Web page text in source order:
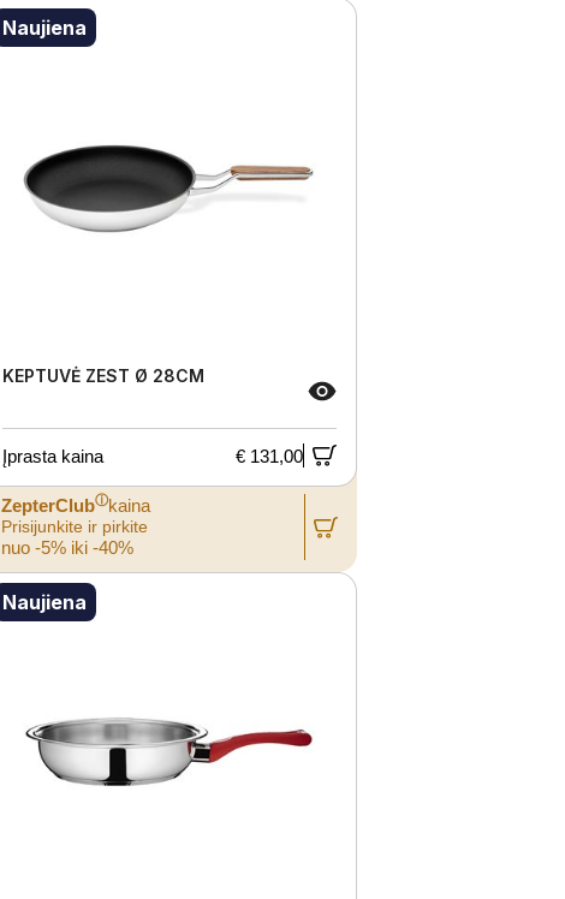
Naujiena
KEPTUVĖ ZEST Ø 28CM
Įprasta kaina € 131,00
ZepterClubⓘkaina
Prisijunkite ir pirkite
nuo -5% iki -40%
Naujiena